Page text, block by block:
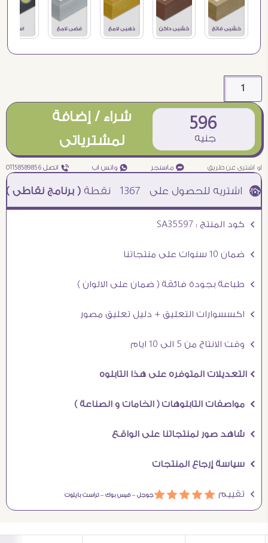
596
جنيه
شراء / إضافة
لمشترياتى
او اشترى عن طريق ¥ ماسنجر ₧ واتس اب ƒ اتصل 01158589856
1367 نقطة( برنامج نقاطى )à خصم 5% للعملاء الجدد à شحن مجانى عند الشراء ب 4000 جنيه à
Ö كود المنتج : SA35597
Ö ضمان 10 سنوات على منتجاتنا
Ö طباعة بجودة فائقة ( ضمان على الالوان )
Ö اكسسوارات التعليق + دليل تعليق مصور
Ö وقت الانتاج من 5 الى 10 ايام
Ö التعديلات المتوفره على هذا التابلوه
Ö مواصفات التابلوهات ( الخامات و الصناعة )
Ö شاهد صور لمنتجاتنا على الواقع
Ö سياسة إرجاع المنتجات
Ö تقييم áááááجوجل –فيس بوك –تراست بايلوت